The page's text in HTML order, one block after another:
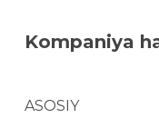
Kompaniya
ASOSIY